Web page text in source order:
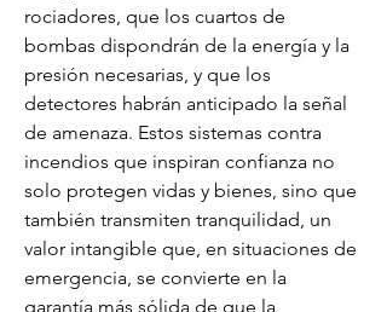
rociadores, que los cuartos de
bombas dispondrán de la energía y la
presión necesarias, y que los
detectores habrán anticipado la señal
de amenaza. Estos sistemas contra
incendios que inspiran confianza no
solo protegen vidas y bienes, sino que
también transmiten tranquilidad, un
valor intangible que, en situaciones de
emergencia, se convierte en la
garantía más sólida de que la